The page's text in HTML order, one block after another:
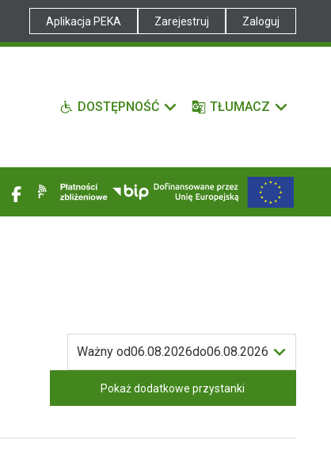
Aplikacja PEKA Zarejestruj Zaloguj
DOSTĘPNOŚĆ TŁUMACZ
Ważny od06.08.2026do06.08.2026
Pokaż dodatkowe przystanki